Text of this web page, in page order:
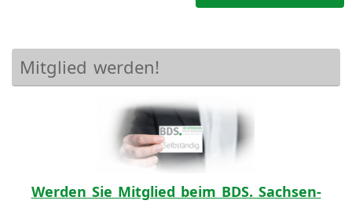
Mitglied werden!
Werden Sie Mitglied beim BDS. Sachsen-